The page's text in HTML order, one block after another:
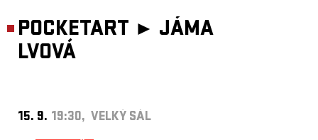
POCKETART ► JÁMA
LVOVÁ
15. 9. 19:30, VELKÝ SÁL